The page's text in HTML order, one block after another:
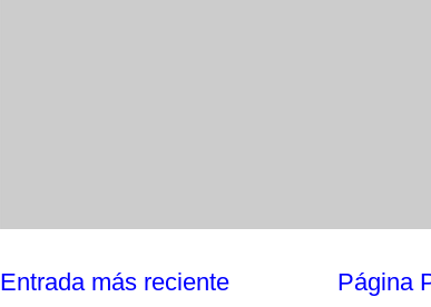
Entrada más reciente Página